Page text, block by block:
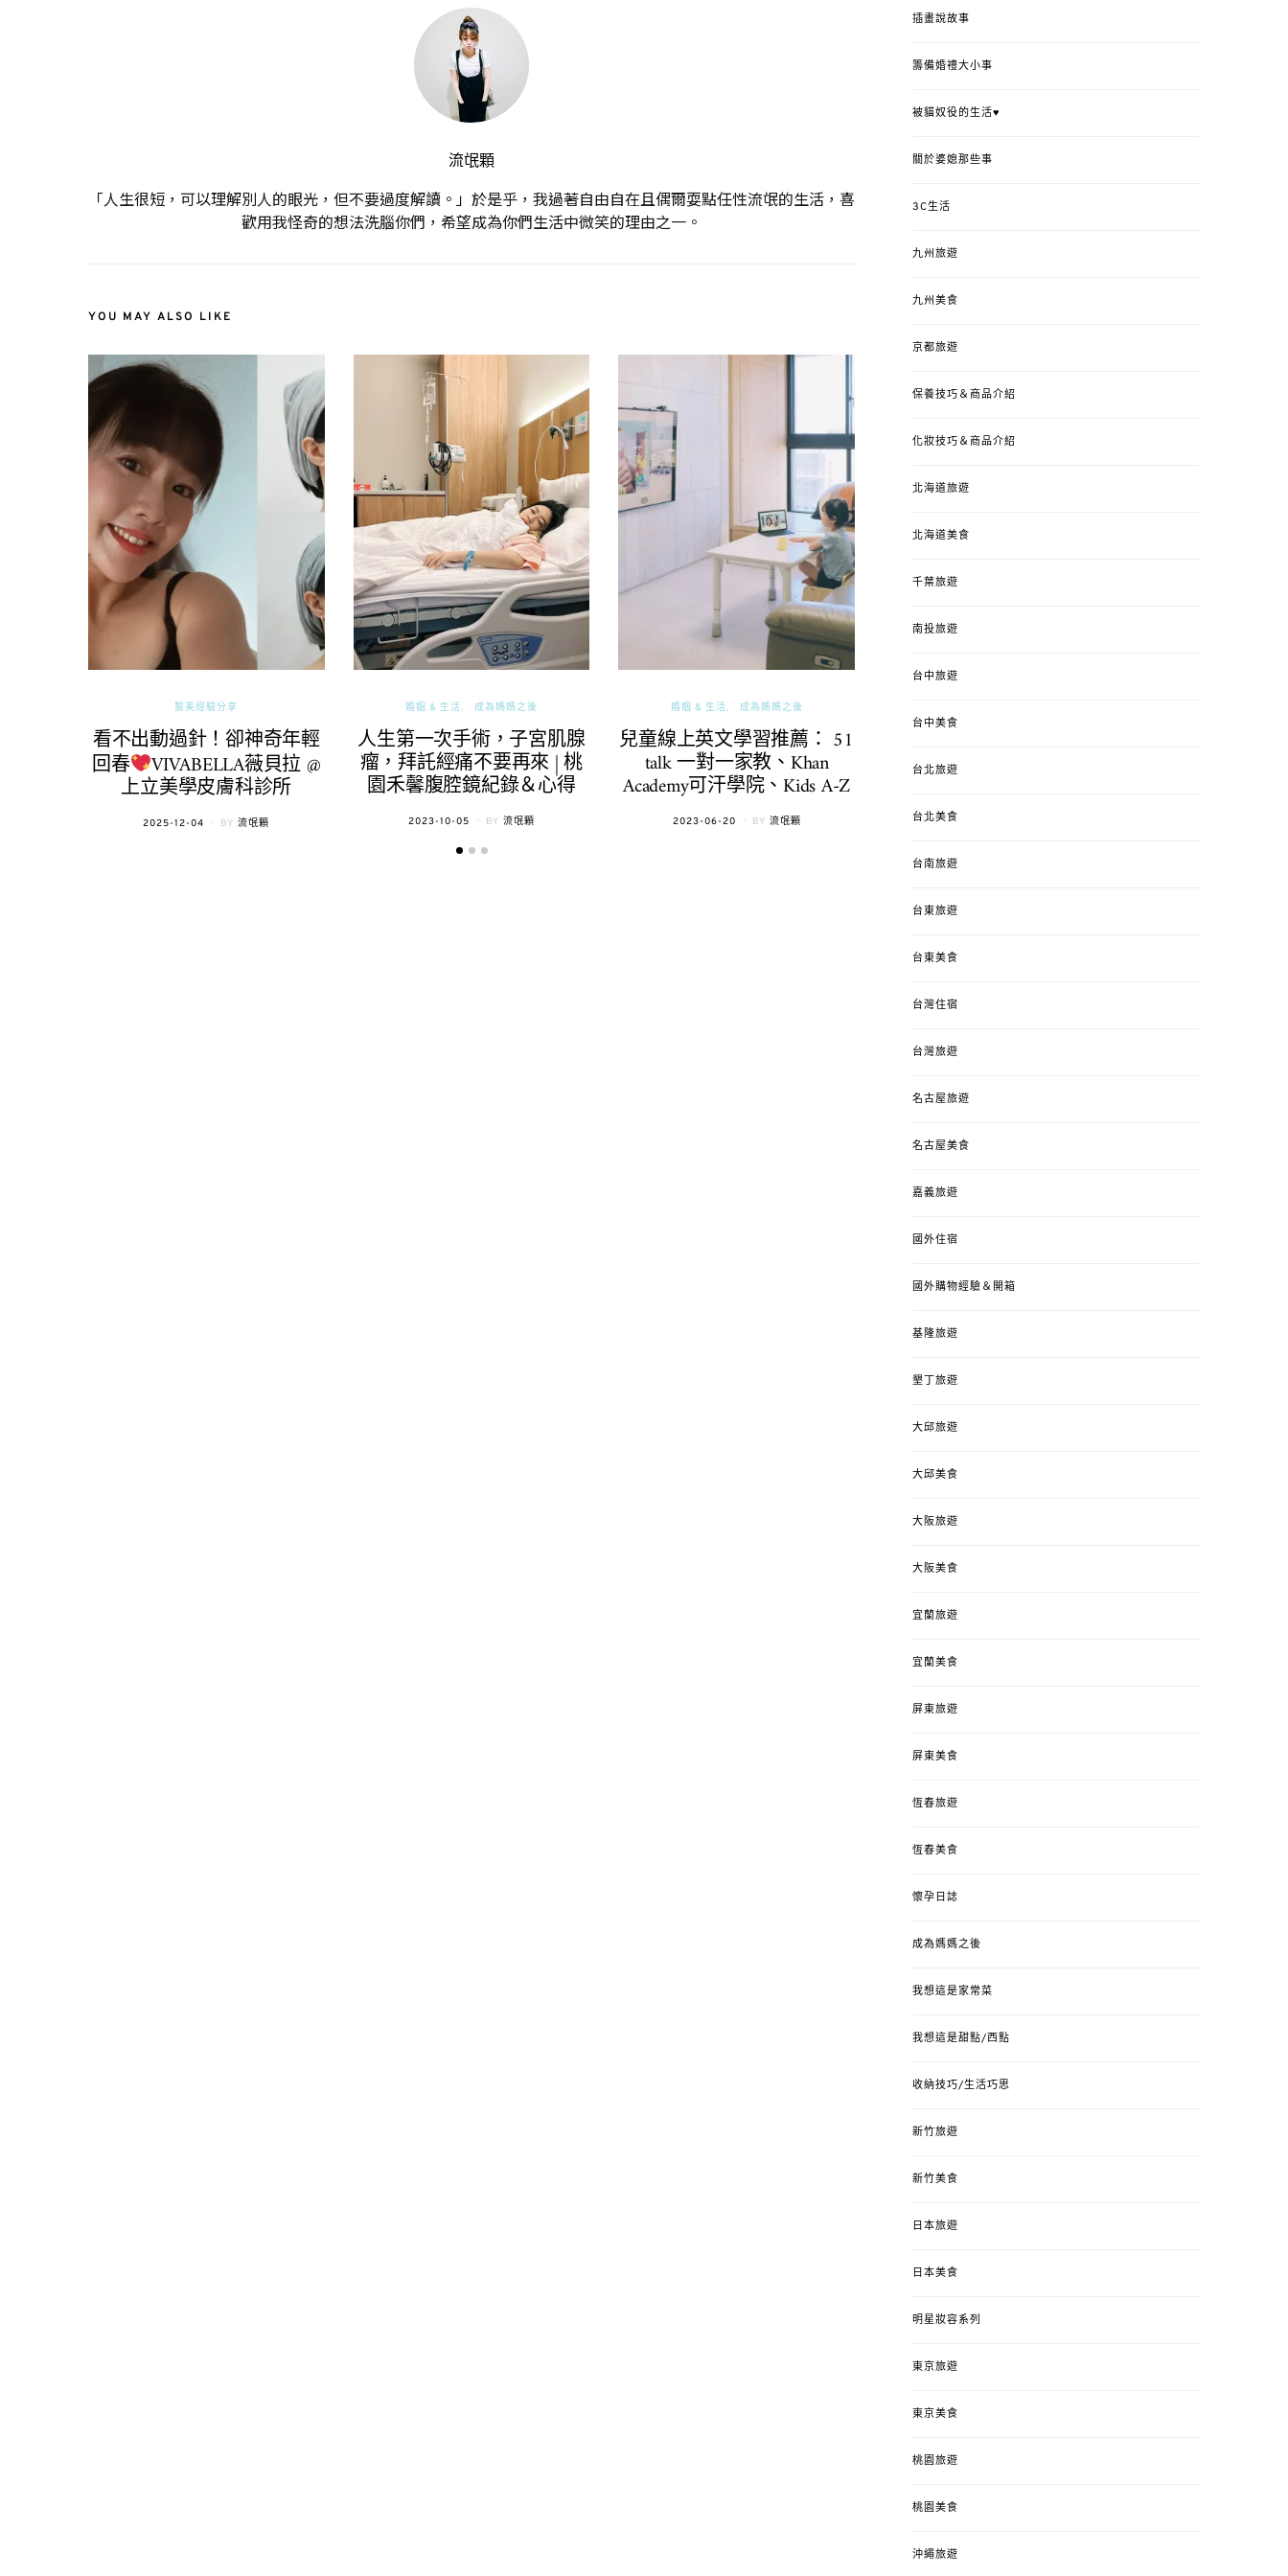
流氓顆
「人生很短，可以理解別人的眼光，但不要過度解讀。」於是乎，我過著自由自在且偶爾耍點任性流氓的生活，喜
歡用我怪奇的想法洗腦你們，希望成為你們生活中微笑的理由之一。
YOU MAY ALSO LIKE
醫美經驗分享
看不出動過針！卻神奇年輕
回春 VIVABELLA薇貝拉 @
上立美學皮膚科診所
POSTED
2025-12-04 BY 流氓顆
婚姻 & 生活 成為媽媽之後
人生第一次手術，子宮肌腺
瘤，拜託經痛不要再來 | 桃
園禾馨腹腔鏡紀錄＆心得
POSTED
2023-10-05 BY 流氓顆
婚姻 & 生活 成為媽媽之後
兒童線上英文學習推薦： 51
talk 一對一家教、Khan
Academy可汗學院、Kids A-Z
POSTED
2023-06-20 BY 流氓顆
錯、認識華德福
ON
插畫說故事
籌備婚禮大小事
被貓奴役的生活♥
關於婆媳那些事
3C生活
九州旅遊
九州美食
京都旅遊
保養技巧＆商品介紹
化妝技巧＆商品介紹
北海道旅遊
北海道美食
千葉旅遊
南投旅遊
台中旅遊
台中美食
台北旅遊
台北美食
台南旅遊
台東旅遊
台東美食
台灣住宿
台灣旅遊
名古屋旅遊
名古屋美食
嘉義旅遊
國外住宿
國外購物經驗＆開箱
基隆旅遊
墾丁旅遊
大邱旅遊
大邱美食
大阪旅遊
大阪美食
宜蘭旅遊
宜蘭美食
屏東旅遊
屏東美食
恆春旅遊
恆春美食
懷孕日誌
成為媽媽之後
我想這是家常菜
我想這是甜點/西點
收納技巧/生活巧思
新竹旅遊
新竹美食
日本旅遊
日本美食
明星妝容系列
東京旅遊
東京美食
桃園旅遊
桃園美食
沖繩旅遊